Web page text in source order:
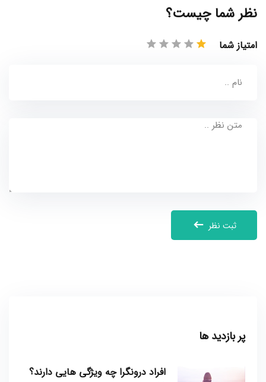
نظر شما چیست؟
امتیاز شما
ثبت نظر
پر بازدید ها
افراد درونگرا چه ویژگی هایی دارند؟